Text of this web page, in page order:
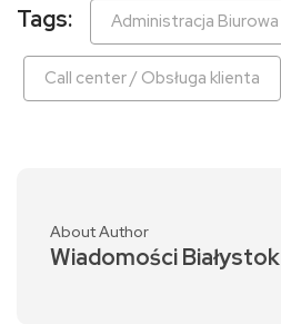
Tags: Administracja Biurowa
Call center / Obsługa klienta
About Author
Wiadomości Białystok